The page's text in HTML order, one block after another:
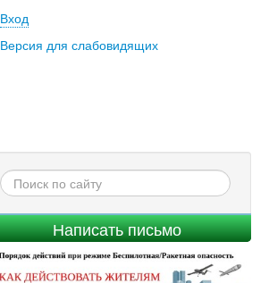
Вход
Версия для слабовидящих
Написать письмо